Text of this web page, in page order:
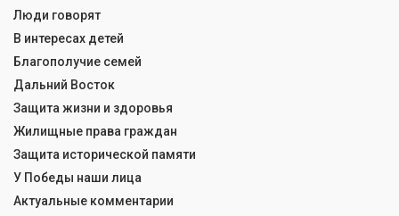
Люди говорят
В интересах детей
Благополучие семей
Дальний Восток
Защита жизни и здоровья
Жилищные права граждан
Защита исторической памяти
У Победы наши лица
Актуальные комментарии